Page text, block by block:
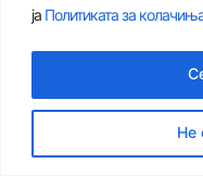
ја Политиката за
Не
користење колачиња